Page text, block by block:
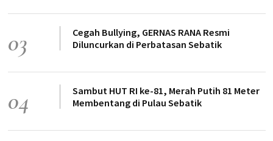
03
Cegah Bullying, GERNAS RANA Resmi
Diluncurkan di Perbatasan Sebatik
04
Sambut HUT RI ke-81, Merah Putih 81 Meter
Membentang di Pulau Sebatik